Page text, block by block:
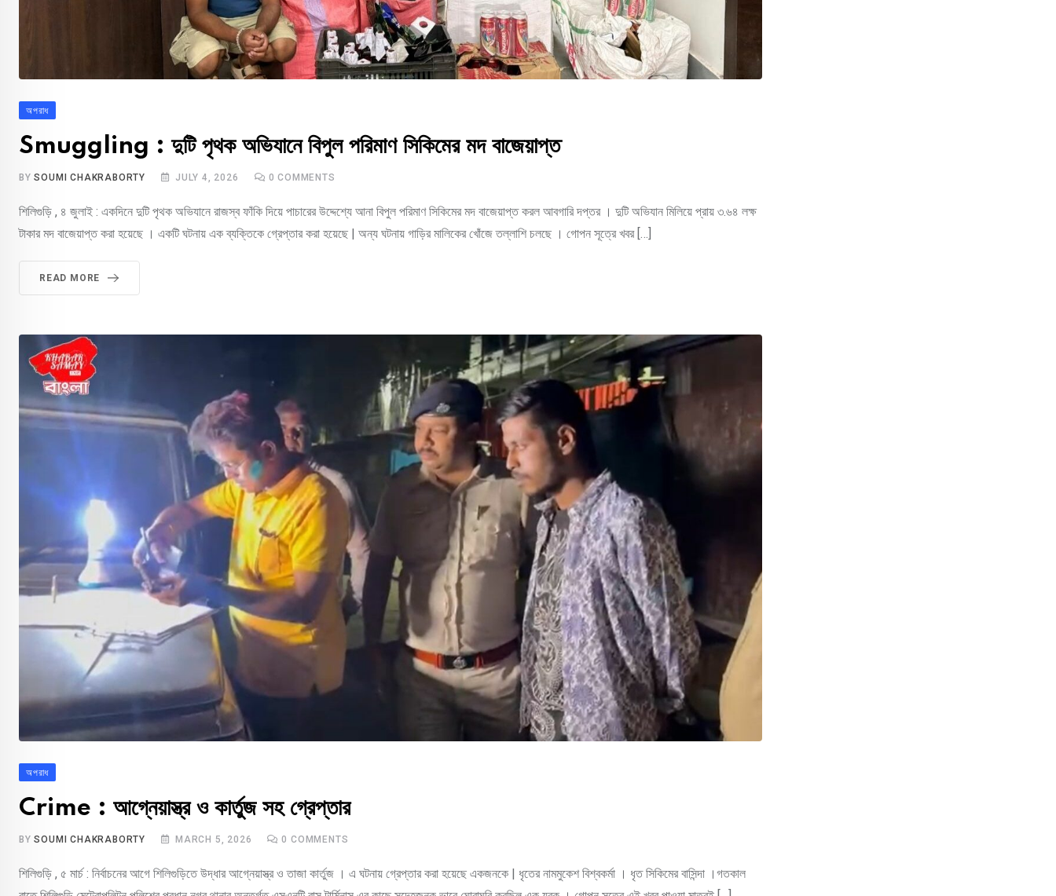
অপরাধ
Smuggling : দুটি পৃথক অভিযানে বিপুল পরিমাণ সিকিমের মদ বাজেয়াপ্ত
BYSOUMI CHAKRABORTY JULY 4, 2026 0 COMMENTS
শিলিগুড়ি , ৪ জুলাই : একদিনে দুটি পৃথক অভিযানে রাজস্ব ফাঁকি দিয়ে পাচারের উদ্দেশ্যে আনা বিপুল পরিমাণ সিকিমের মদ বাজেয়াপ্ত করল আবগারি দপ্তর । দুটি অভিযান মিলিয়ে প্রায় ৩.৬৪ লক্ষ
টাকার মদ বাজেয়াপ্ত করা হয়েছে । একটি ঘটনায় এক ব্যক্তিকে গ্রেপ্তার করা হয়েছে | অন্য ঘটনায় গাড়ির মালিকের খোঁজে তল্লাশি চলছে । গোপন সূত্রে খবর […]
READ MORE
অপরাধ
Crime : আগ্নেয়াস্ত্র ও কার্তুজ সহ গ্রেপ্তার
BYSOUMI CHAKRABORTY MARCH 5, 2026 0 COMMENTS
শিলিগুড়ি , ৫ মার্চ : নির্বাচনের আগে শিলিগুড়িতে উদ্ধার আগ্নেয়াস্ত্র ও তাজা কার্তুজ । এ ঘটনায় গ্রেপ্তার করা হয়েছে একজনকে | ধৃতের নামমুকেশ বিশ্বকর্মা । ধৃত সিকিমের বাসিন্দা ।গতকাল